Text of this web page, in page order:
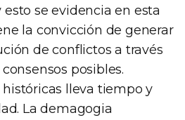
se evidencia en esta
la convicción de generar
de conflictos a través
posibles.
históricas lleva tiempo y
La demagogia